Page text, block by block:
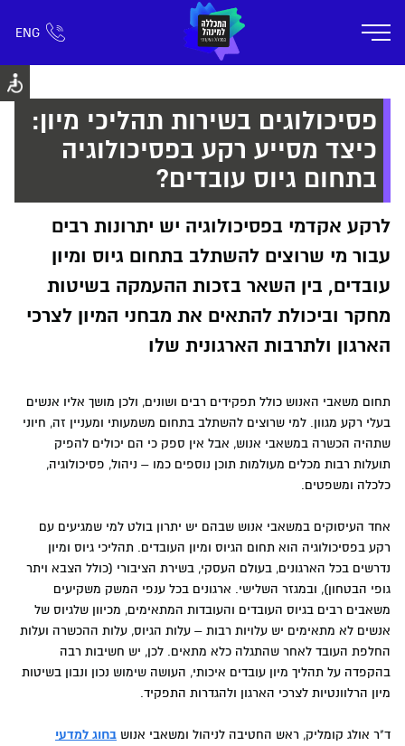
ENG
חפש כל דבר רישום ומידע אזור אישי
אודות תוכניות הלימוד קמפוס דימונה חיי
פסיכולוגים בשירות תהליכי מיון:
כיצד מסייע רקע בפסיכולוגיה
בתחום גיוס עובדים?
לרקע אקדמי בפסיכולוגיה יש יתרונות רבים
עבור מי שרוצים להשתלב בתחום גיוס ומיון
עובדים, בין השאר בזכות ההעמקה בשיטות
מחקר וביכולת להתאים את מבחני המיון לצרכי
הארגון ולתרבות הארגונית שלו
תחום משאבי האנוש כולל תפקידים רבים ושונים, ולכן מושך אליו אנשים
בעלי רקע מגוון. למי שרוצים להשתלב בתחום משמעותי ומעניין זה, חיוני
שתהיה הכשרה במשאבי אנוש, אבל אין ספק כי הם יכולים להפיק
תועלות רבות מכלים מעולמות תוכן נוספים כמו – ניהול, פסיכולוגיה,
כלכלה ומשפטים.
אחד העיסוקים במשאבי אנוש שבהם יש יתרון בולט למי שמגיעים עם
רקע בפסיכולוגיה הוא תחום הגיוס ומיון העובדים. תהליכי גיוס ומיון
נדרשים בכל הארגונים, בעולם העסקי, בשירת הציבורי (כולל הצבא ויתר
גופי הבטחון), ובמגזר השלישי. ארגונים בכל ענפי המשק משקיעים
משאבים רבים בגיוס העובדים והעובדות המתאימים, מכיוון שלגיוס של
אנשים לא מתאימים יש עלויות רבות – עלות הגיוס, עלות ההכשרה ועלות
החלפת העובד לאחר שהתגלה כלא מתאים. לכן, יש חשיבות רבה
בהקפדה על תהליך מיון עובדים איכותי, העושה שימוש נכון ונבון בשיטות
מיון הרלוונטיות לצרכי הארגון ולהגדרות התפקיד.
ד"ר אולג קומליק, ראש החטיבה לניהול ומשאבי אנוש בחוג למדעי